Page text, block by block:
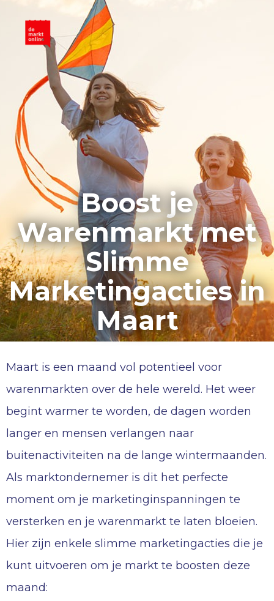
Boost je
Warenmarkt met
Slimme
Marketingacties in
Maart
Maart is een maand vol potentieel voor
warenmarkten over de hele wereld. Het weer
begint warmer te worden, de dagen worden
langer en mensen verlangen naar
buitenactiviteiten na de lange wintermaanden.
Als marktondernemer is dit het perfecte
moment om je marketinginspanningen te
versterken en je warenmarkt te laten bloeien.
Hier zijn enkele slimme marketingacties die je
kunt uitvoeren om je markt te boosten deze
maand: